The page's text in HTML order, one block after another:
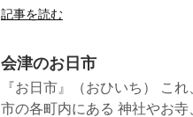
記事を読む
会津のお日市
『お日市』（おひいち） こ
市の各町内にある 神社やお